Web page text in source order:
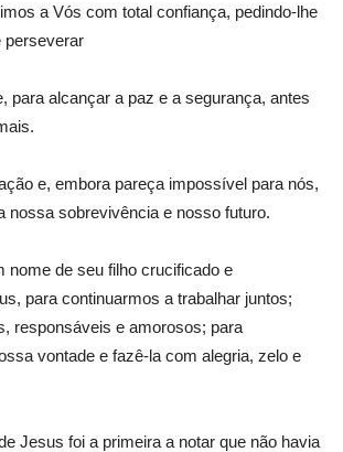
a Vós com total confiança, pedindo-lhe
perseverar
para alcançar a paz e a segurança, antes
e, embora pareça impossível para nós,
nossa sobrevivência e nosso futuro.
nome de seu filho crucificado e
para continuarmos a trabalhar juntos;
responsáveis e amorosos; para
vontade e fazê-la com alegria, zelo e
Jesus foi a primeira a notar que não havia